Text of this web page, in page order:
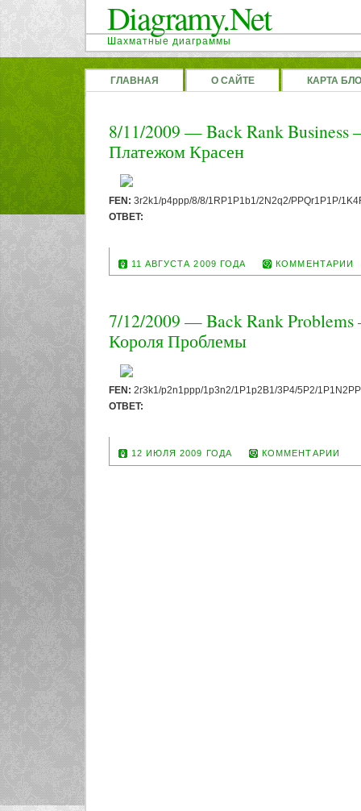
Diagramy.Net
Шахматные диаграммы
ГЛАВНАЯ О САЙТЕ КАРТА
8/11/2009 — Back Rank
Платежом Красен
FEN: 3r2k1/p4ppp/8/8/1RP1P1b1/2N2q2/PPQr1P1P/
OTBET:
11 АВГУСТА 2009 ГОДА КОММЕНТАРИИ
7/12/2009 — Back Rank
Короля Проблемы
FEN: 2r3k1/p2n1ppp/1p3n2/1P1p2B1/3P4/5P2/
OTBET:
12 ИЮЛЯ 2009 ГОДА КОММЕНТАРИИ